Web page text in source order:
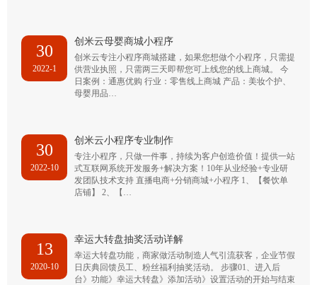
30
2022-1
创米云母婴商城小程序
创米云专注小程序商城搭建，如果您想做个小程序，只需提
供营业执照，只需两三天即帮您可上线您的线上商城。 今
日案例：通惠优购 行业：零售线上商城 产品：美妆个护、
母婴用品…
30
2022-10
创米云小程序专业制作
专注小程序，只做一件事，持续为客户创造价值！提供一站
式互联网系统开发服务+解决方案！10年从业经验+专业研
发团队技术支持 直播电商+分销商城+小程序 1、【餐饮单
店铺】 2、【…
13
2020-10
幸运大转盘抽奖活动详解
幸运大转盘功能，商家做活动制造人气引流获客，企业节假
日庆典回馈员工、粉丝福利抽奖活动。 步骤01、进入后
台》功能》幸运大转盘》添加活动》设置活动的开始与结束